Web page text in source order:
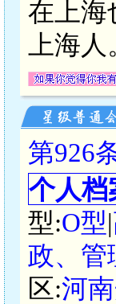
在上海
上海
第926
个人档
型:O型|
政、管
区:河